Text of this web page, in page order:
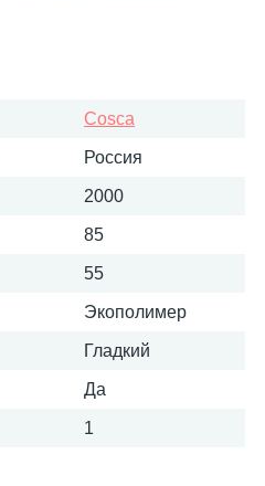
Cosca
Россия
2000
85
55
Экополимер
Гладкий
Да
1